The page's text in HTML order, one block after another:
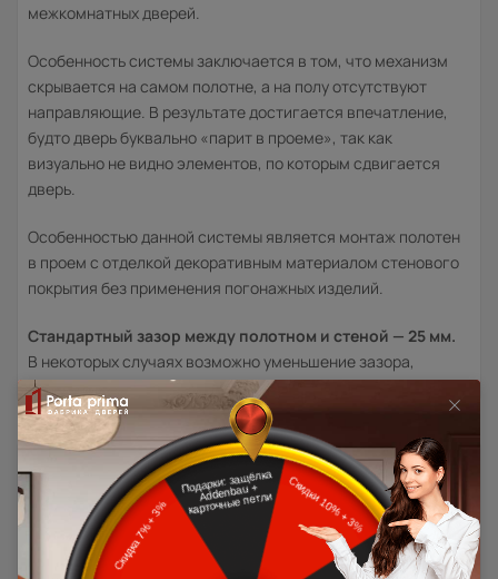
межкомнатных дверей.
Особенность системы заключается в том, что механизм
скрывается на самом полотне, а на полу отсутствуют
направляющие. В результате достигается впечатление,
будто дверь буквально «парит в проеме», так как
визуально не видно элементов, по которым сдвигается
дверь.
Особенностью данной системы является монтаж полотен
в проем с отделкой декоративным материалом стенового
покрытия без применения погонажных изделий.
Стандартный зазор между полотном и стеной — 25 мм.
В некоторых случаях возможно уменьшение зазора,
в зависимости от особенностей вашего проекта.
Товар относится к категориям:
Двери модерн
Стильные современные межкомнатные двери
600x2000 700x1900 700x2000
900x2000